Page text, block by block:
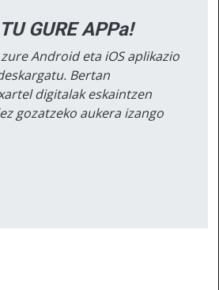
GURE APPa!
Android eta iOS aplikazio
Bertan
digitalak eskaintzen
gozatzeko aukera izango